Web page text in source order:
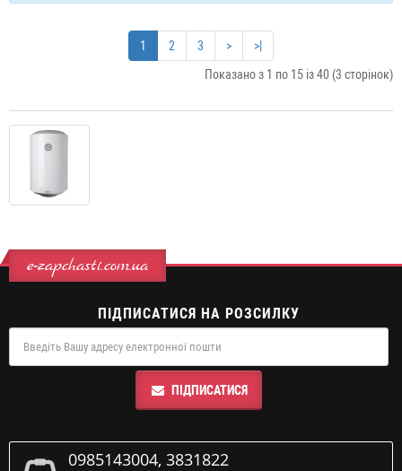
1 2 3 >
>|
Показано з 1 по 15 із 40 (3 сторінок)
e-zapchasti.com.ua
ПІДПИСАТИСЯ НА РОЗСИЛКУ
ПІДПИСАТИСЯ
0985143004, 3831822